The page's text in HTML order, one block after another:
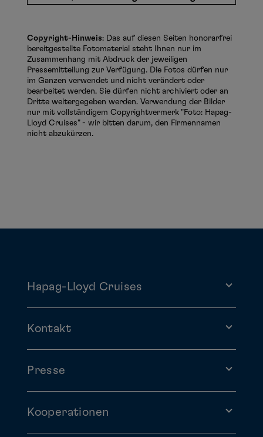
Copyright-Hinweis: Das auf diesen Seiten honorarfrei
bereitgestellte Fotomaterial steht Ihnen nur im
Zusammenhang mit Abdruck der jeweiligen
Pressemitteilung zur Verfügung. Die Fotos dürfen nur
im Ganzen verwendet und nicht verändert oder
bearbeitet werden. Sie dürfen nicht archiviert oder an
Dritte weitergegeben werden. Verwendung der Bilder
nur mit vollständigem Copyrightvermerk "Foto: Hapag-
Lloyd Cruises" - wir bitten darum, den Firmennamen
nicht abzukürzen.
Hapag-Lloyd Cruises
Kontakt
Presse
Kooperationen